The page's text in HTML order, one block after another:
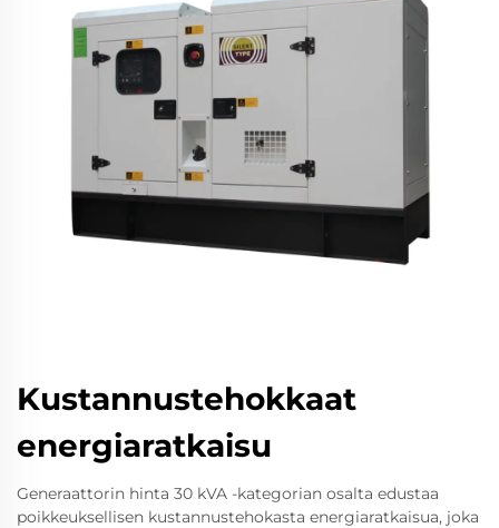
Kustannustehokkaat
energiaratkaisu
Generaattorin hinta 30 kVA -kategorian osalta edustaa
poikkeuksellisen kustannustehokasta energiaratkaisua, joka